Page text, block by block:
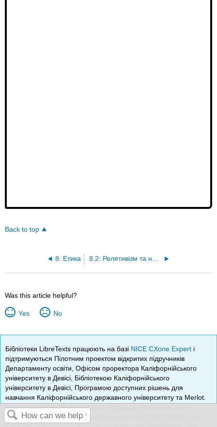
Back to top
8: Етика 8.2: Релятивізм та нормативний етичний релятивізм
Was this article helpful?
Yes No
Бібліотеки LibreTexts працюють на базі NICE CXone Expert і
підтримуються Пілотним проектом відкритих підручників
Департаменту освіти, Офісом проректора Каліфорнійського
університету в Девісі, Бібліотекою Каліфорнійського
університету в Девісі, Програмою доступних рішень для
навчання Каліфорнійського державного університету та Merlot.
Ми також визнаємо попередню підтримку Національного
наукового фонду під номерами грантів 1246120, 1525057 та